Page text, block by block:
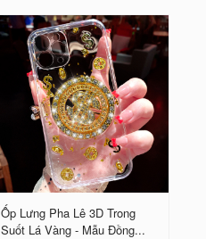
Ốp Lưng Pha Lê 3D Trong
Suốt Lá Vàng - Mẫu Đồng...